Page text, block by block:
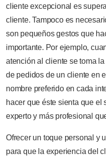
cliente excepcional es
cliente. Tampoco es
son pequeños gestos que
importante. Por ejemplo,
atención al cliente se toma
de pedidos de un cliente en
nombre preferido en cada
hacer que éste sienta que el
experto y más profesional
Ofrecer un toque personal y
para que la experiencia del